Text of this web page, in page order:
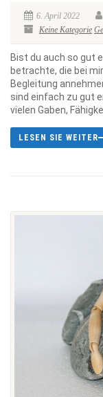
6. April 2022
Keine Kategorie
Bist du auch so gut
betrachte, die bei
Begleitung
sind einfach zu gut
vielen Gaben,
LESEN SIE WEITER